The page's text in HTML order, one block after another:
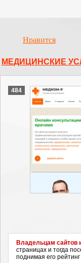
Нравится
МЕДИЦИНСКИЕ
484
Владельцам сайтов
страницах и тогда
поднимая его